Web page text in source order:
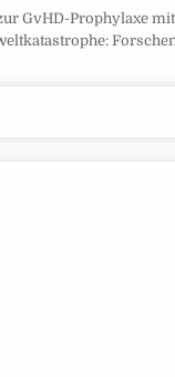
GvHD-Prophylaxe